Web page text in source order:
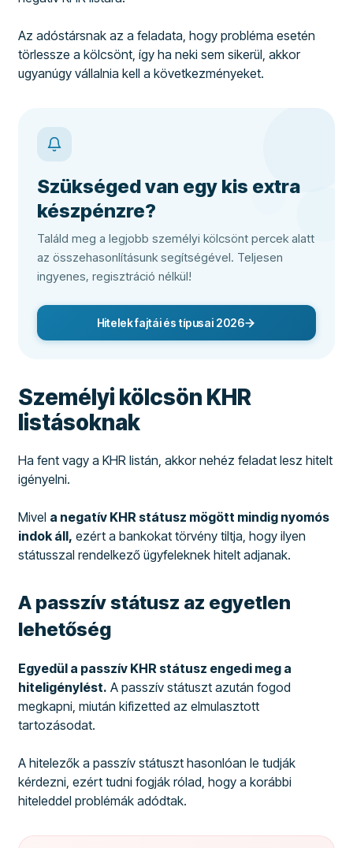
Az adóstársnak az a feladata, hogy probléma esetén
törlessze a kölcsönt, így ha neki sem sikerül, akkor
ugyanúgy vállalnia kell a következményeket.
Szükséged van egy kis extra
készpénzre?
Találd meg a legjobb személyi kölcsönt percek alatt
az összehasonlításunk segítségével. Teljesen
ingyenes, regisztráció nélkül!
Hitelek fajtái és típusai 2026
Személyi kölcsön KHR
listásoknak
Ha fent vagy a KHR listán, akkor nehéz feladat lesz hitelt
igényelni.
Mivel a negatív KHR státusz mögött mindig nyomós
indok áll, ezért a bankokat törvény tiltja, hogy ilyen
státusszal rendelkező ügyfeleknek hitelt adjanak.
A passzív státusz az egyetlen
lehetőség
Egyedül a passzív KHR státusz engedi meg a
hiteligénylést. A passzív státuszt azután fogod
megkapni, miután kifizetted az elmulasztott
tartozásodat.
A hitelezők a passzív státuszt hasonlóan le tudják
kérdezni, ezért tudni fogják rólad, hogy a korábbi
hiteleddel problémák adódtak.